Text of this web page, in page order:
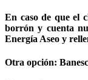
En caso de que el
borrón y cuenta
Energía Aseo y
Otra opción: